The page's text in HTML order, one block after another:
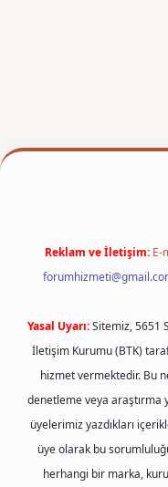
Reklam ve İletişim: E-
Yasal Uyarı:Sitemiz, 5651
İletişim Kurumu (BTK)
hizmet vermektedir. Bu
denetleme veya araştırma
üyelerimiz yazdıkları
üye olarak bu
herhangi bir marka,